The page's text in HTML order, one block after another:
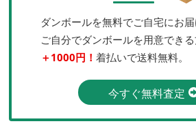
ダンボールを無料でご自宅にお届
ご自分でダンボールを用意でき
＋1000円！ 着払いで送料無料。
今すぐ無料査定